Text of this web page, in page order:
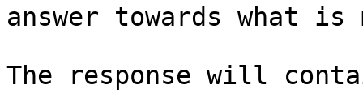
answer towards what
The response will